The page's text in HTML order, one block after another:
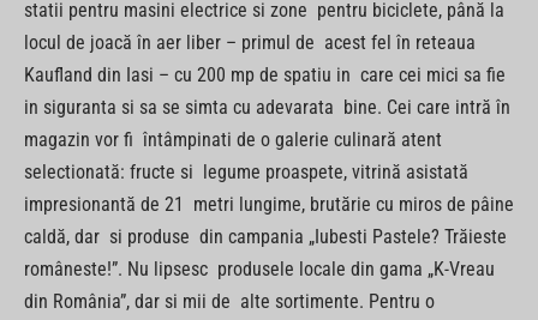
statii pentru masini electrice si zone pentru biciclete, până la
locul de joacă în aer liber – primul de acest fel în reteaua
Kaufland din Iasi – cu 200 mp de spatiu in care cei mici sa fie
in siguranta si sa se simta cu adevarata bine. Cei care intră în
magazin vor fi întâmpinati de o galerie culinară atent
selectionată: fructe si legume proaspete, vitrină asistată
impresionantă de 21 metri lungime, brutărie cu miros de pâine
caldă, dar si produse din campania „Iubesti Pastele? Trăieste
româneste!”. Nu lipsesc produsele locale din gama „K-Vreau
din România”, dar si mii de alte sortimente. Pentru o